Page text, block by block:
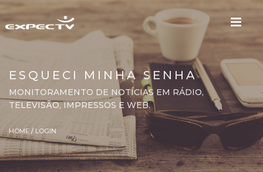
ESQUECI MINHA SENHA
MONITORAMENTO DE NOTÍCIAS EM RÁDIO,
TELEVISÃO, IMPRESSOS E WEB.
HOME / LOGIN